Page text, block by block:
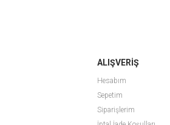
ALIŞVERİŞ
Hesabım
Sepetim
Siparişlerim